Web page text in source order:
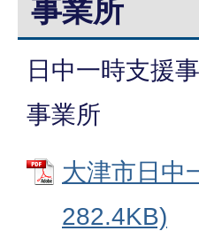
事業所
日中一時支援
事業所
大津市日中
282.4KB)